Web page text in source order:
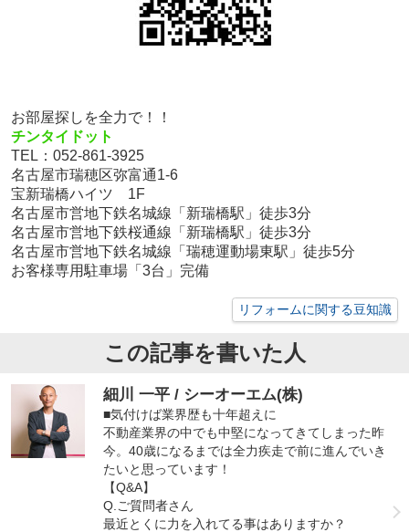
お部屋探しを全力で！！
チンタイドット
TEL：052-861-3925
名古屋市瑞穂区弥富通1-6
宝新瑞橋ハイツ 1F
名古屋市営地下鉄名城線「新瑞橋駅」徒歩3分
名古屋市営地下鉄桜通線「新瑞橋駅」徒歩3分
名古屋市営地下鉄名城線「瑞穂運動場東駅」徒歩5分
お客様専用駐車場「3台」完備
リフォームに関する豆知識
この記事を書いた人
細川 一平 / シーオーエム(株)
■気付けば業界歴も十年超えに
不動産業界の中でも中堅になってきてしまった昨
今。40歳になるまでは全力疾走で前に進んでいき
たいと思っています！
【Q&A】
Q.ご質問者さん
最近とくに力を入れてる事はありますか？